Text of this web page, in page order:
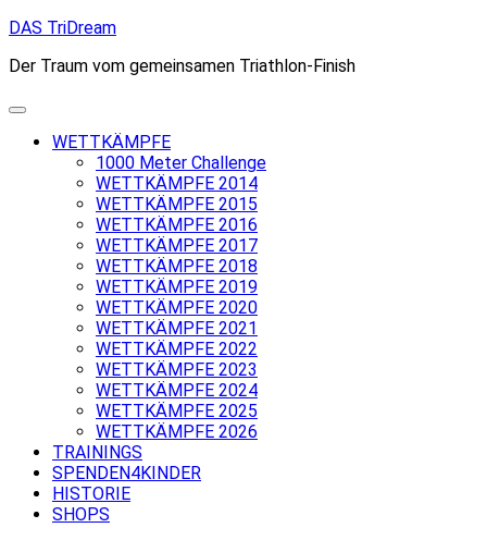
Skip
content
DAS TriDream
Der Traum vom gemeinsamen Triathlon-Finish
WETTKÄMPFE
1000 Meter Challenge
WETTKÄMPFE 2014
WETTKÄMPFE 2015
WETTKÄMPFE 2016
WETTKÄMPFE 2017
WETTKÄMPFE 2018
WETTKÄMPFE 2019
WETTKÄMPFE 2020
WETTKÄMPFE 2021
WETTKÄMPFE 2022
WETTKÄMPFE 2023
WETTKÄMPFE 2024
WETTKÄMPFE 2025
WETTKÄMPFE 2026
TRAININGS
SPENDEN4KINDER
HISTORIE
SHOPS